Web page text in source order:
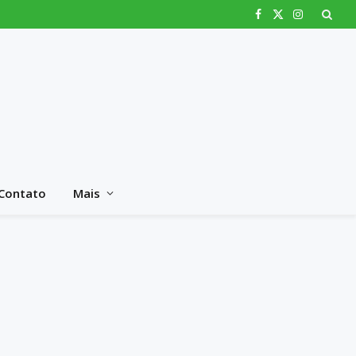
Facebook
X
Instagram
Mais